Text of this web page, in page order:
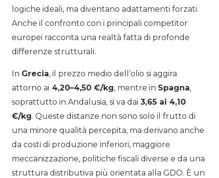
logiche ideali, ma diventano adattamenti forzati.
Anche il confronto con i principali competitor
europei racconta una realtà fatta di profonde
differenze strutturali.
In Grecia, il prezzo medio dell’olio si aggira
attorno ai 4,20–4,50 €/kg, mentre in Spagna,
soprattutto in Andalusia, si va dai 3,65 ai 4,10
€/kg. Queste distanze non sono solo il frutto di
una minore qualità percepita, ma derivano anche
da costi di produzione inferiori, maggiore
meccanizzazione, politiche fiscali diverse e da una
struttura distributiva più orientata alla GDO. È un